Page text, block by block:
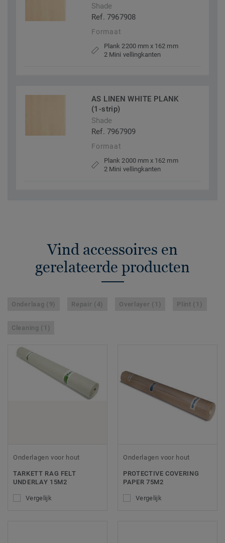
Shade
Ref. 7967908
Formaat
Plank 2200 mm x 162 mm
2 Mini vellingkanten
AS LINEN WHITE PLANK
(1-strip)
Shade
Ref. 7967909
Formaat
Plank 2000 mm x 162 mm
2 Mini vellingkanten
Vind accessoires en
gerelateerde producten
Onderlaag (9) Repair (4) Overlayer (1) Plint (1)
Cleaning (1)
Onderlagen voor hout
TARKETT RAG FELT
UNDERLAY 15M2
Vergelijk
Onderlagen voor hout
PROTECTIVE COVERING
PAPER 75M2
Vergelijk